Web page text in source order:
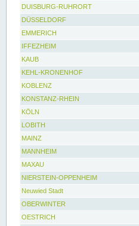
DUISBURG-RUHRORT
DÜSSELDORF
EMMERICH
IFFEZHEIM
KAUB
KEHL-KRONENHOF
KOBLENZ
KONSTANZ-RHEIN
KÖLN
LOBITH
MAINZ
MANNHEIM
MAXAU
NIERSTEIN-OPPENHEIM
Neuwied Stadt
OBERWINTER
OESTRICH